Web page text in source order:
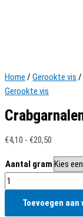
Home / Gerookte vis /
Gerookte vis
€4,10 - €20,50
tot
Aantal gram
Crabgarnalen
aantal
Toevoegen aan